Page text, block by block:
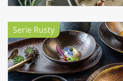
Serie Rusty